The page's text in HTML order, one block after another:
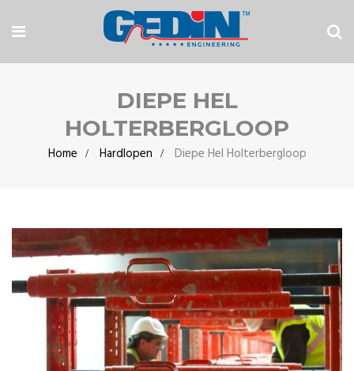
DIEPE HEL
HOLTERBERGLOOP
Home Hardlopen Diepe Hel Holterbergloop